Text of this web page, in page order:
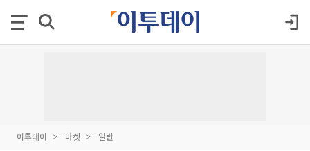
이투데이 마켓 일반